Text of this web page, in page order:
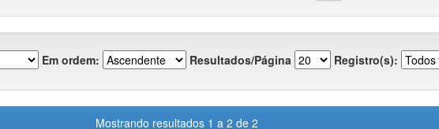
Em ordem: Resultados/Página Registro(s):
Mostrando resultados 1 a 2 de 2